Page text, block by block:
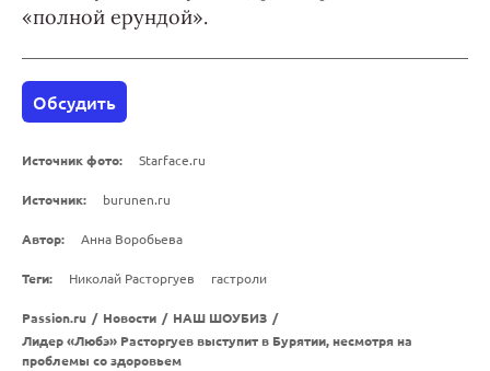
«полной ерундой».
Обсудить
Источник фото: Starface.ru
Источник: burunen.ru
Автор: Анна Воробьева
Теги: Николай Расторгуев гастроли
Passion.ru / Новости / НАШ ШОУБИЗ /
Лидер «Любэ» Расторгуев выступит в Бурятии, несмотря на
проблемы со здоровьем